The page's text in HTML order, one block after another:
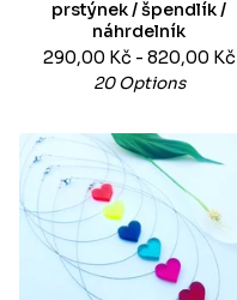
prstýnek / špendlík /
náhrdelník
290,00 Kč - 820,00 Kč
20 Options